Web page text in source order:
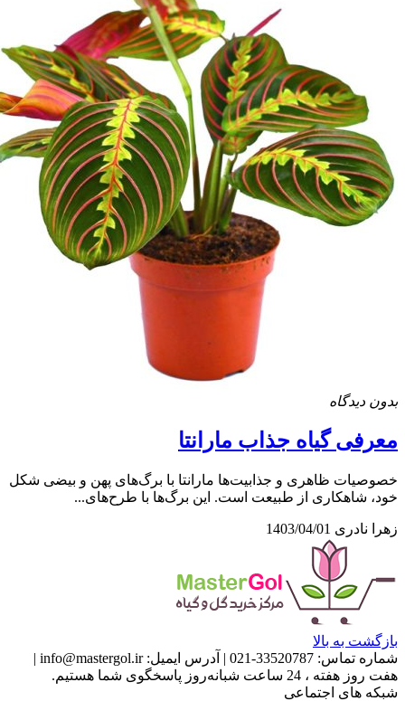
بدون دیدگاه
معرفی گیاه جذاب مارانتا
خصوصیات ظاهری و جذابیت‌ها مارانتا با برگ‌های پهن و بیضی شکل
خود، شاهکاری از طبیعت است. این برگ‌ها با طرح‌های...
زهرا نادری 1403/04/01
بازگشت به بالا
شماره تماس: 33520787-021
| آدرس ایمیل: info@mastergol.ir
|
هفت روز هفته ، 24 ساعت شبانه‌روز پاسخگوی شما هستیم.
شبکه های اجتماعی